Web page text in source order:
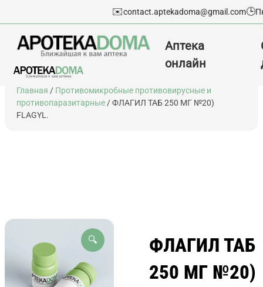
Перейти
содержимому
✉️contact.aptekadoma@gmail.com🕒
Аптека
онлайн
Главная / Противомикробные противовирусные и
противопаразитарные / ФЛАГИЛ ТАБ 250 МГ №20)
FLAGYL.
🔍
ФЛАГИЛ ТАБ
250 МГ №20)